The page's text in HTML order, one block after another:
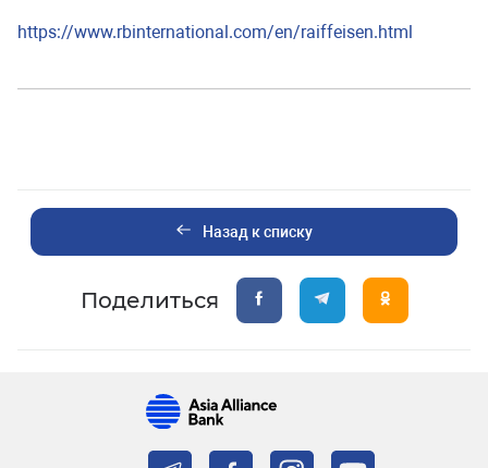
https://www.rbinternational.com/en/raiffeisen.html
Назад к списку
Поделиться